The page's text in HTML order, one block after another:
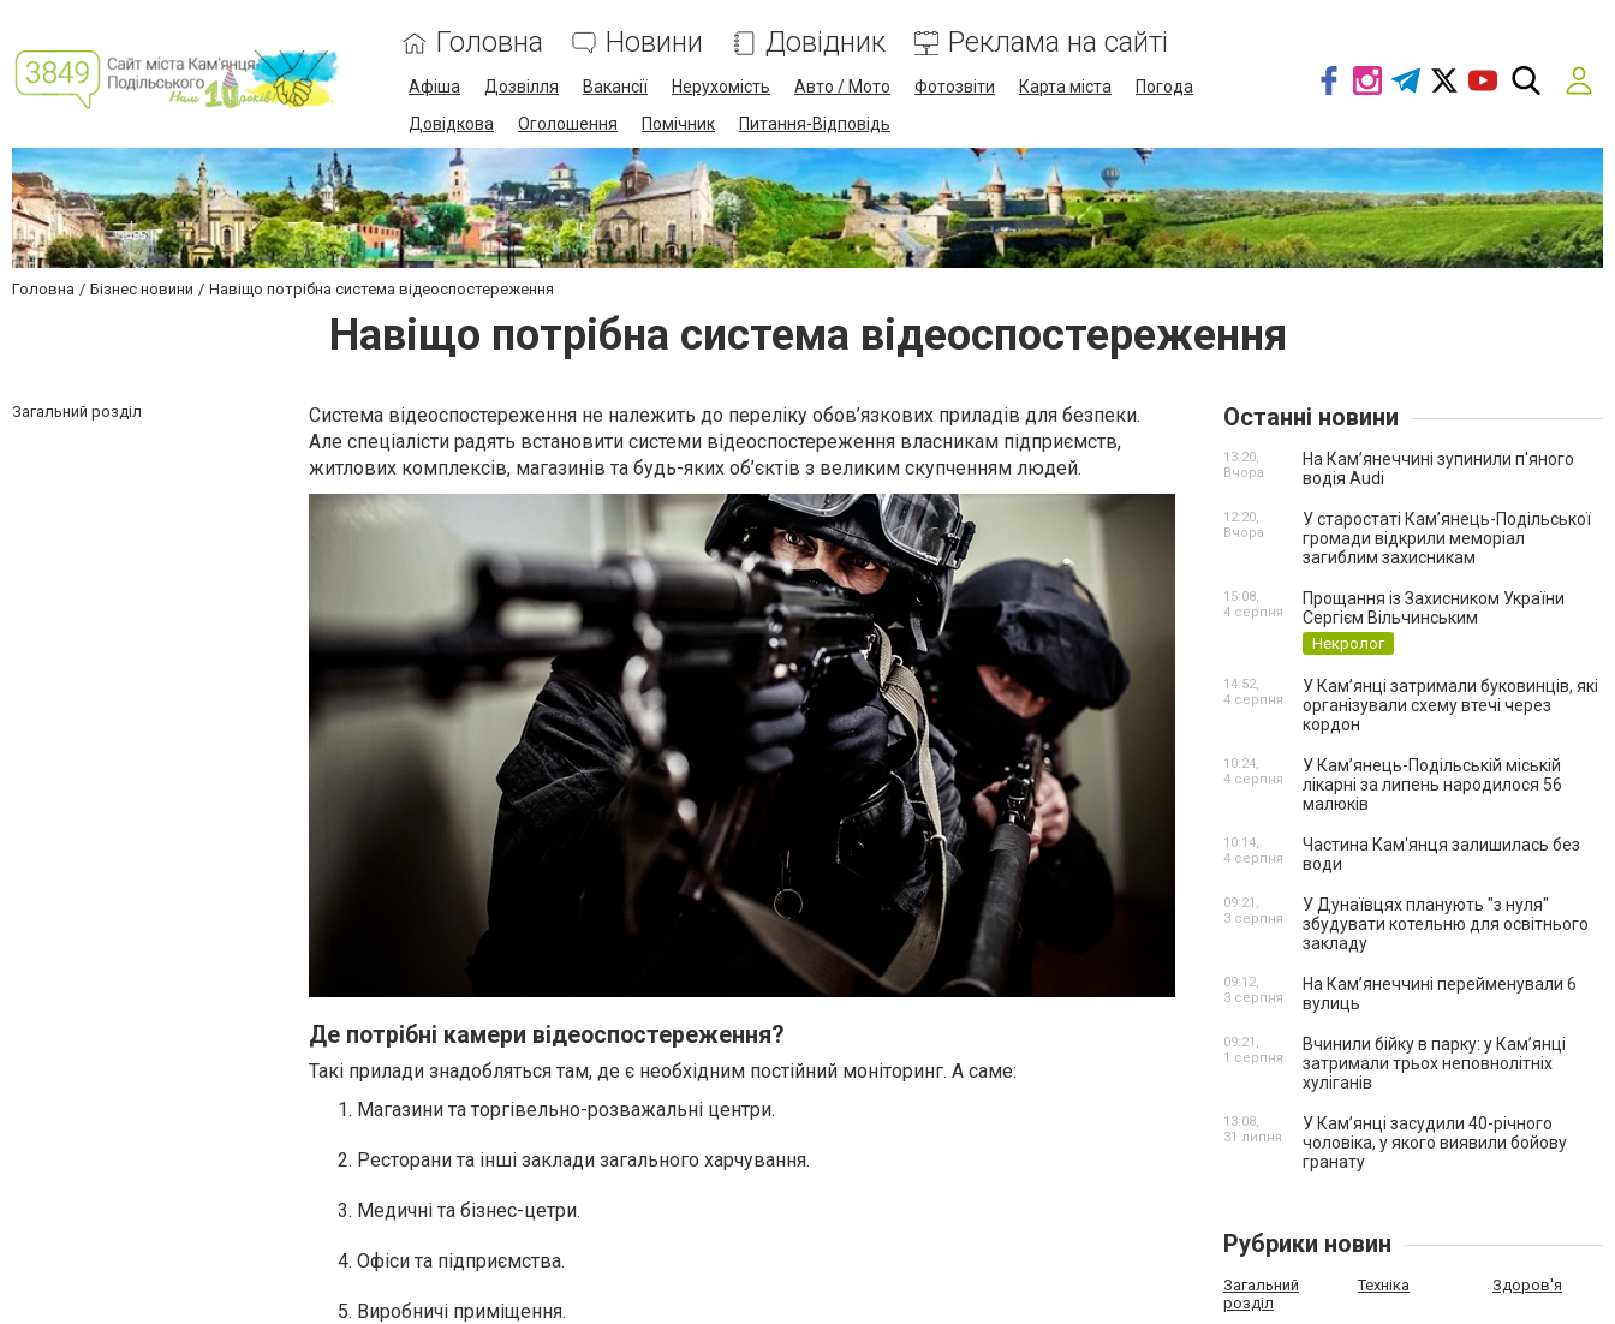
Головна Новини Довідник Реклама на сайті
Афіша Дозвілля Вакансії Нерухомість Авто / Мото Фотозвіти Карта міста
Погода
Довідкова
Оголошення Помічник Питання-Відповідь
Головна Бізнес новини Навіщо потрібна система відеоспостереження
Навіщо потрібна система відеоспостереження
Загальний розділ
Система відеоспостереження не належить до переліку обов’язкових приладів для безпеки.
Але спеціалісти радять встановити системи відеоспостереження власникам підприємств,
житлових комплексів, магазинів та будь-яких об’єктів з великим скупченням людей.
Де потрібні камери відеоспостереження?
Такі прилади знадобляться там, де є необхідним постійний моніторинг. А саме:
Магазини та торгівельно-розважальні центри.
Ресторани та інші заклади загального харчування.
Медичні та бізнес-цетри.
Офіси та підприємства.
Виробничі приміщення.
Останні новини
На Камʼянеччині зупинили п'яного
водія Audi
13:20,
Вчора
У старостаті Кам’янець-Подільської
громади відкрили меморіал
загиблим захисникам
12:20,
Вчора
Прощання із Захисником України
Сергієм Вільчинським
Некролог
15:08,
4 серпня
У Кам’янці затримали буковинців, які
організували схему втечі через
кордон
14:52,
4 серпня
У Кам’янець-Подільській міській
лікарні за липень народилося 56
малюків
10:24,
4 серпня
Частина Кам'янця залишилась без
води
10:14,
4 серпня
У Дунаївцях планують "з нуля"
збудувати котельню для освітнього
закладу
09:21,
3 серпня
На Камʼянеччині перейменували 6
вулиць
09:12,
3 серпня
Вчинили бійку в парку: у Кам’янці
затримали трьох неповнолітніх
хуліганів
09:21,
1 серпня
У Камʼянці засудили 40-річного
чоловіка, у якого виявили бойову
гранату
13:08,
31 липня
Рубрики новин
Загальний
розділ
Техніка Здоров'я